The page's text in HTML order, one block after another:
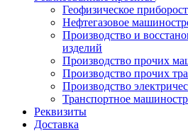
Геофизическое
Нефтегазовое
Производство и
изделий
Производство прочих
Производство прочих
Производство
Транспортное
Реквизиты
Доставка